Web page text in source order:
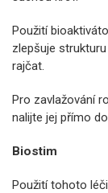
Použití
zlepšuje
rajčat.
Pro zavlažování
nalijte jej přímo
Biostim
Použití tohoto